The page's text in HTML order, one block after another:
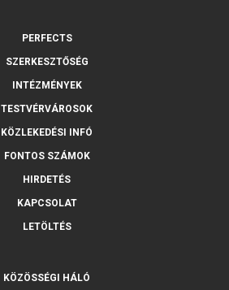
PERFECTS
SZERKESZTŐSÉG
INTÉZMÉNYEK
TESTVÉRVÁROSOK
KÖZLEKEDÉSI INFÓ
FONTOS SZÁMOK
HIRDETÉS
KAPCSOLAT
LETÖLTÉS
KÖZÖSSÉGI HÁLÓ